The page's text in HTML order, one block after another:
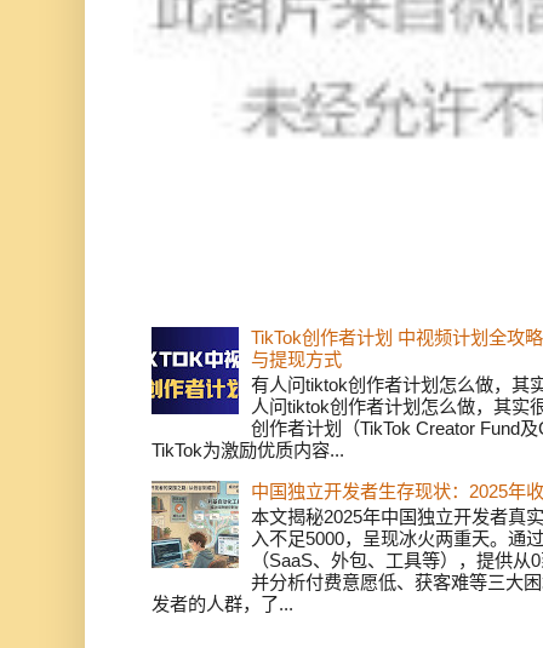
TikTok创作者计划 中视频计划全攻
与提现方式
有人问tiktok创作者计划怎么做，其
人问tiktok创作者计划怎么做，其实
创作者计划（TikTok Creator Fund
TikTok为激励优质内容...
中国独立开发者生存现状：2025年
本文揭秘2025年中国独立开发者真
入不足5000，呈现冰火两重天。通
（SaaS、外包、工具等），提供
并分析付费意愿低、获客难等三大
发者的人群，了...